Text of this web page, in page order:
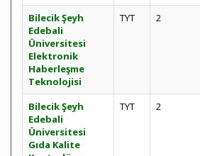
Bilecik Şeyh
Edebali
Üniversitesi
Elektronik
Haberleşme
Teknolojisi
TYT 2
Bilecik Şeyh
Edebali
Üniversitesi
Gıda Kalite
TYT 2